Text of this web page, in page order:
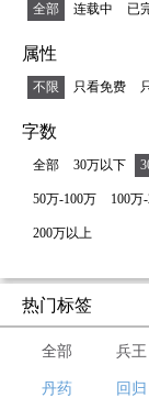
全部 连载中 已
属性
不限 只看免费
字数
全部 30万以下
50万-100万 100万
200万以上
热门标签
全部 兵王
丹药 回归